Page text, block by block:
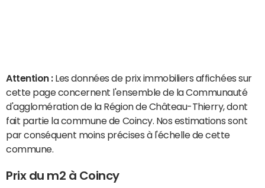
Attention : Les données de prix immobiliers affichées sur
cette page concernent l'ensemble de la Communauté
d'agglomération de la Région de Château-Thierry, dont
fait partie la commune de Coincy. Nos estimations sont
par conséquent moins précises à l'échelle de cette
commune.
Prix du m2 à Coincy